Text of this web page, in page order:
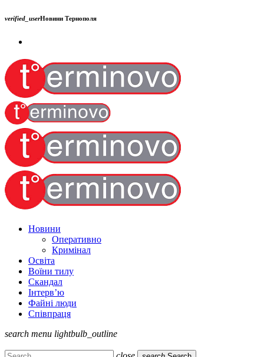
verified_userНовини Тернополя
Новини
Оперативно
Кримінал
Освіта
Воїни тилу
Скандал
Інтерв’ю
Файні люди
Співпраця
search menu lightbulb_outline